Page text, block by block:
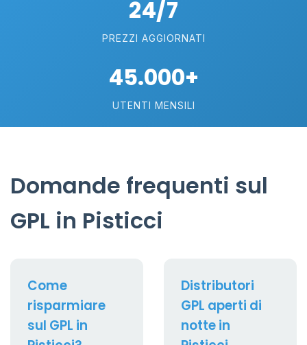
24/7
PREZZI AGGIORNATI
45.000+
UTENTI MENSILI
Domande frequenti sul
GPL in Pisticci
Come
risparmiare
sul GPL in
Distributori
GPL aperti di
notte in